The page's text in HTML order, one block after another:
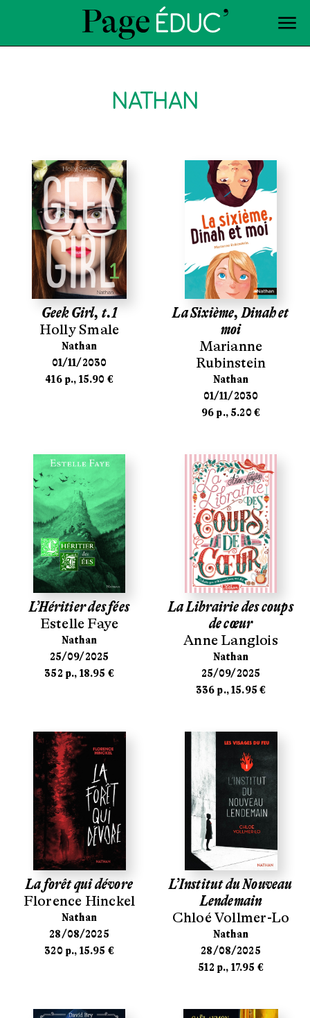
NATHAN
Geek Girl, t.1
Holly Smale
Nathan
01/11/2030
416 p., 15.90 €
La Sixième, Dinah et
moi
Marianne
Rubinstein
Nathan
01/11/2030
96 p., 5.20 €
L’Héritier des fées
Estelle Faye
Nathan
25/09/2025
352 p., 18.95 €
La Librairie des coups
de cœur
Anne Langlois
Nathan
25/09/2025
336 p., 15.95 €
La forêt qui dévore
Florence Hinckel
Nathan
28/08/2025
320 p., 15.95 €
L’Institut du Nouveau
Lendemain
Chloé Vollmer-Lo
Nathan
28/08/2025
512 p., 17.95 €